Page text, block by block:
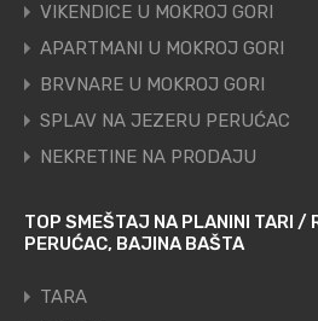
VIKENDICE U MOKROJ GORI
APARTMANI U MOKROJ GORI
BRVNARE U MOKROJ GORI
SPLAV NA JEZERU PERUĆAC
NEKRETINE NA PRODAJU
TOP SMEŠTAJ NA PLANINI TARI /
PERUĆAC, BAJINA BAŠTA
TARA